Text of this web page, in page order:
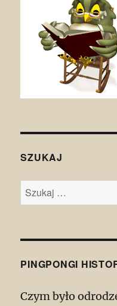
SZUKAJ
Szukaj:
PINGPONGI
Czym było